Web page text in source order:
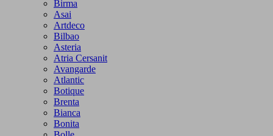
Birma
Asai
Artdeco
Bilbao
Asteria
Atria Cersanit
Avangarde
Atlantic
Botique
Brenta
Bianca
Bonita